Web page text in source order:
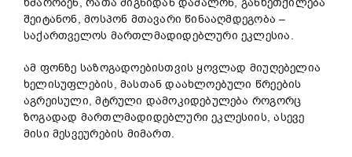
შეიტანონ, მოსპონ მთავარი წინააღმდეგობა –
საქართველოს მართლმადიდებლური ეკლესია.
ამ ფონზე საზოგადოებისთვის ყოვლად მიუღებელია
ხელისუფლების, მასთან დაახლოებული წრეების
აგრეისული, მტრული დამოკიდებულება როგორც
ზოგადად მართლმადიდებლური ეკლესიის, ასევე
მისი მესვეურების მიმართ.